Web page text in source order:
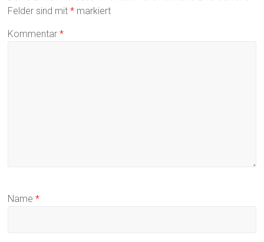
Felder sind mit* markiert
Kommentar*
Name*